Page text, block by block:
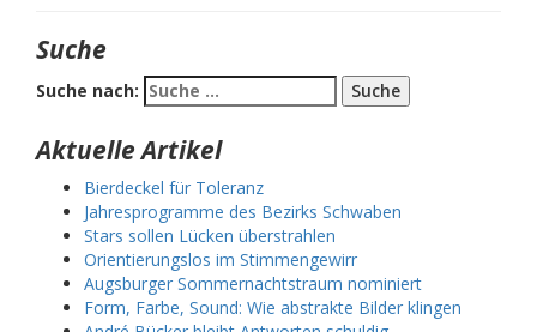
Suche
Suche nach:
Aktuelle Artikel
Bierdeckel für Toleranz
Jahresprogramme des Bezirks Schwaben
Stars sollen Lücken überstrahlen
Orientierungslos im Stimmengewirr
Augsburger Sommernachtstraum nominiert
Form, Farbe, Sound: Wie abstrakte Bilder klingen